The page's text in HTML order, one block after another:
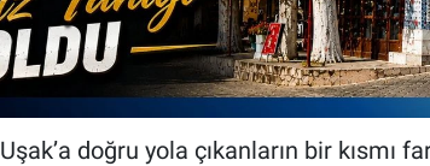
Uşak’a doğru yola çıkanların bir kısmı